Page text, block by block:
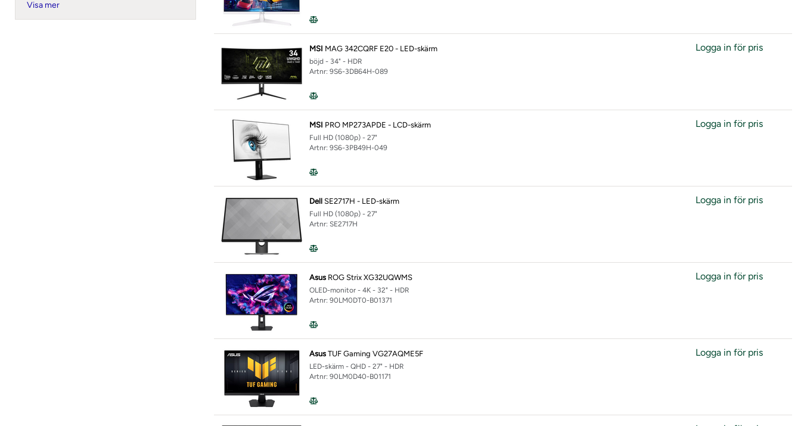
MSI MAG 342CQRF E20 - LED-skärm
böjd - 34" - HDR
Artnr: 9S6-3DB64H-089
Logga in för pris
MSI PRO MP273APDE - LCD-skärm
Full HD (1080p) - 27"
Artnr: 9S6-3PB49H-049
Logga in för pris
Dell SE2717H - LED-skärm
Full HD (1080p) - 27"
Artnr: SE2717H
Logga in för pris
Asus ROG Strix XG32UQWMS
OLED-monitor - 4K - 32" - HDR
Artnr: 90LM0DT0-B01371
Logga in för pris
Asus TUF Gaming VG27AQME5F
LED-skärm - QHD - 27" - HDR
Artnr: 90LM0D40-B01171
Logga in för pris